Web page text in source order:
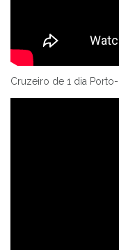
Cruzeiro de 1 dia